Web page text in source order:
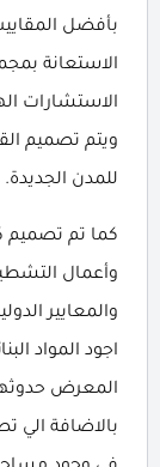
بأفضل
الاستعانة
الاستشارات
ويتم تصميم
للمدن الجديدة.
كما تم تصميم
وأعمال
والمعايير
اجود المواد
المعرض
بالاضافة الي